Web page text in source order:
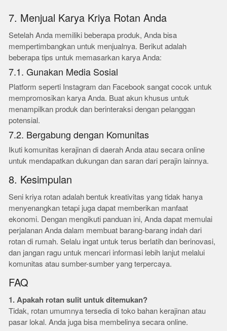
7. Menjual Karya Kriya Rotan Anda
Setelah Anda memiliki beberapa produk, Anda bisa
mempertimbangkan untuk menjualnya. Berikut adalah
beberapa tips untuk memasarkan karya Anda:
7.1. Gunakan Media Sosial
Platform seperti Instagram dan Facebook sangat cocok untuk
mempromosikan karya Anda. Buat akun khusus untuk
menampilkan produk dan berinteraksi dengan pelanggan
potensial.
7.2. Bergabung dengan Komunitas
Ikuti komunitas kerajinan di daerah Anda atau secara online
untuk mendapatkan dukungan dan saran dari perajin lainnya.
8. Kesimpulan
Seni kriya rotan adalah bentuk kreativitas yang tidak hanya
menyenangkan tetapi juga dapat memberikan manfaat
ekonomi. Dengan mengikuti panduan ini, Anda dapat memulai
perjalanan Anda dalam membuat barang-barang indah dari
rotan di rumah. Selalu ingat untuk terus berlatih dan berinovasi,
dan jangan ragu untuk mencari informasi lebih lanjut melalui
komunitas atau sumber-sumber yang terpercaya.
FAQ
1. Apakah rotan sulit untuk ditemukan?
Tidak, rotan umumnya tersedia di toko bahan kerajinan atau
pasar lokal. Anda juga bisa membelinya secara online.